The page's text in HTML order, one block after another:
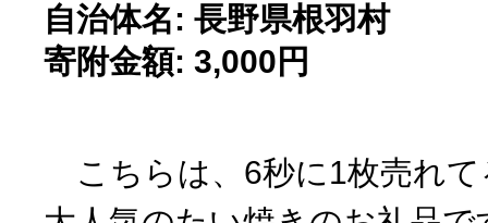
自治体名: 長野県根羽村
寄附金額: 3,000円
こちらは、6秒に1枚売れて